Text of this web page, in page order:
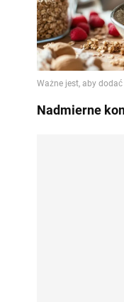
Nadmierne